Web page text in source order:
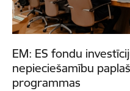
EM: ES fondu
nepieciešamību
programmas